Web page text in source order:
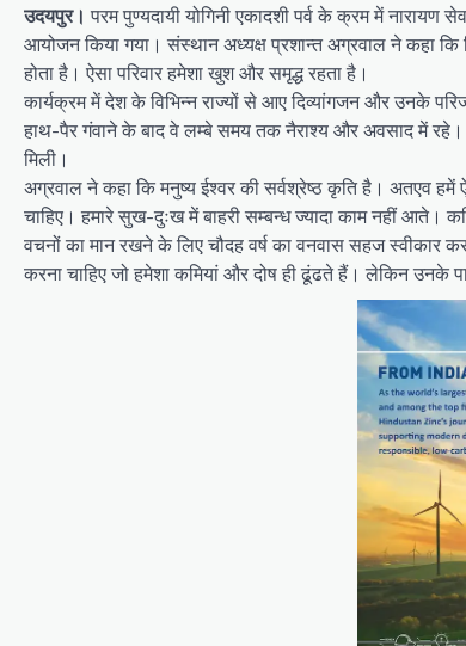
उदयपुर। परम पुण्यदायी योगिनी एकादशी पर्व के क्रम में नारायण
आयोजन किया गया। संस्थान अध्यक्ष प्रशान्त अग्रवाल ने कहा कि
होता है। ऐसा परिवार हमेशा खुश और समृद्ध रहता है।
कार्यक्रम में देश के विभिन्न राज्यों से आए दिव्यांगजन और उनके
हाथ-पैर गंवाने के बाद वे लम्बे समय तक नैराश्य और अवसाद में रहे।
मिली।
अग्रवाल ने कहा कि मनुष्य ईश्वर की सर्वश्रेष्ठ कृति है। अतएव हमें
चाहिए। हमारे सुख-दुःख में बाहरी सम्बन्ध ज्यादा काम नहीं आते।
वचनों का मान रखने के लिए चौदह वर्ष का वनवास सहज स्वीकार
करना चाहिए जो हमेशा कमियां और दोष ही ढूंढते हैं। लेकिन उनके